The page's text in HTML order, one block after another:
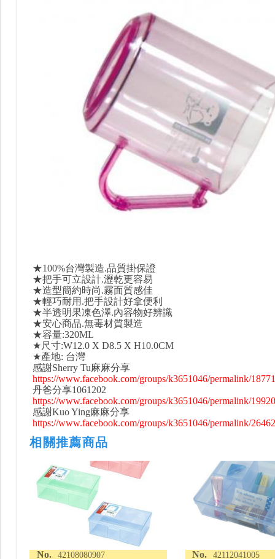
★100%台灣製造.品質掛保證
★把手可立設計.瀝乾更容易
★造型簡約時尚.霧面質感佳
★輕巧耐用.把手設計好拿便利
★半透明果凍色澤.內容物好辨識
★安心商品.無毒材質製造
★容量:320ML
★尺寸:W12.0 X D8.5 X H10.0CM
★產地: 台灣
感謝Sherry Tu麻麻分享
https://www.facebook.com/groups/k3651046/permalink/
丹爸分享1061202
https://www.facebook.com/groups/k3651046/permalink/
感謝Kuo Ying麻麻分享
https://www.facebook.com/groups/k3651046/permalink/
相關推薦商品
No. 42108080907 No. 42112041005